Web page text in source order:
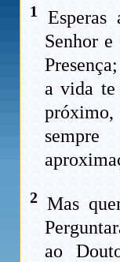
1
Esperas
Senhor
a vida te
2 Mas
ao